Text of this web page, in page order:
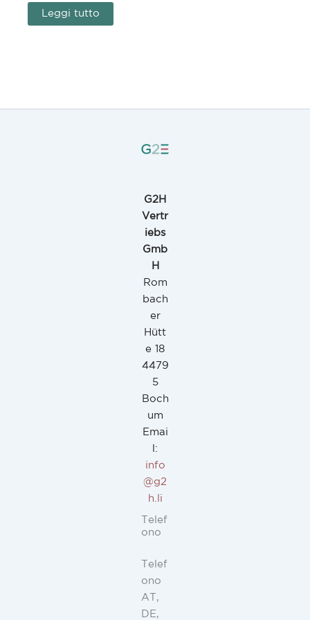
Leggi tutto
G2H
Vertr
iebs
Gmb
H
Rom
bach
er
Hütt
e 18
4479
5
Boch
um
Emai
l:
info
@g2
h.li
Telef
ono
Telef
ono
AT,
DE,